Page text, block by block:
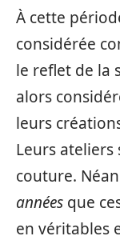
À cette
considérée
le reflet de la
alors
leurs
Leurs ateliers
couture.
années que
en véritables